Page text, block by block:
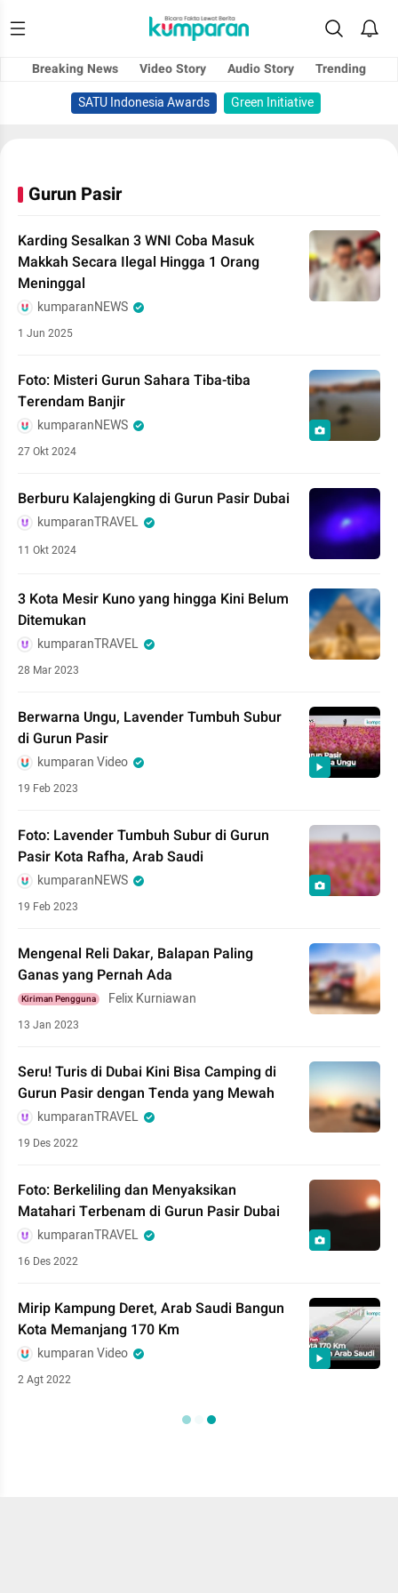
Breaking News Video Story Audio Story
Trending
SATU Indonesia Awards
Green Initiative
Gurun Pasir
Karding Sesalkan 3 WNI Coba Masuk
Makkah Secara Ilegal Hingga 1 Orang
Meninggal
kumparanNEWS
1 Jun 2025
Foto: Misteri Gurun Sahara Tiba-tiba
Terendam Banjir
kumparanNEWS
27 Okt 2024
Berburu Kalajengking di Gurun Pasir Dubai
kumparanTRAVEL
11 Okt 2024
3 Kota Mesir Kuno yang hingga Kini Belum
Ditemukan
kumparanTRAVEL
28 Mar 2023
Berwarna Ungu, Lavender Tumbuh Subur
di Gurun Pasir
kumparan Video
19 Feb 2023
Foto: Lavender Tumbuh Subur di Gurun
Pasir Kota Rafha, Arab Saudi
kumparanNEWS
19 Feb 2023
Mengenal Reli Dakar, Balapan Paling
Ganas yang Pernah Ada
Kiriman Pengguna Felix Kurniawan
13 Jan 2023
Seru! Turis di Dubai Kini Bisa Camping di
Gurun Pasir dengan Tenda yang Mewah
kumparanTRAVEL
19 Des 2022
Foto: Berkeliling dan Menyaksikan
Matahari Terbenam di Gurun Pasir Dubai
kumparanTRAVEL
16 Des 2022
Mirip Kampung Deret, Arab Saudi Bangun
Kota Memanjang 170 Km
kumparan Video
2 Agt 2022